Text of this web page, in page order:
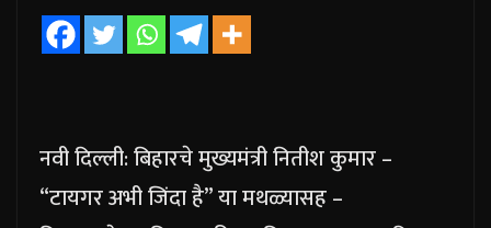
नवी दिल्ली: बिहारचे मुख्यमंत्री नितीश कुमार –
“टायगर अभी जिंदा है” या मथळ्यासह –